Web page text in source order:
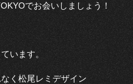
でお会いしましょう！
います。
く松尾レミデザイン